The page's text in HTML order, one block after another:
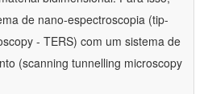
de nano-espectroscopia (tip-
- TERS) com um sistema de
(scanning tunnelling microscopy